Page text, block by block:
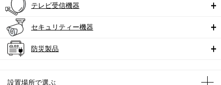
テレビ受信機器
セキュリティー機器
防災製品
設置場所で選ぶ